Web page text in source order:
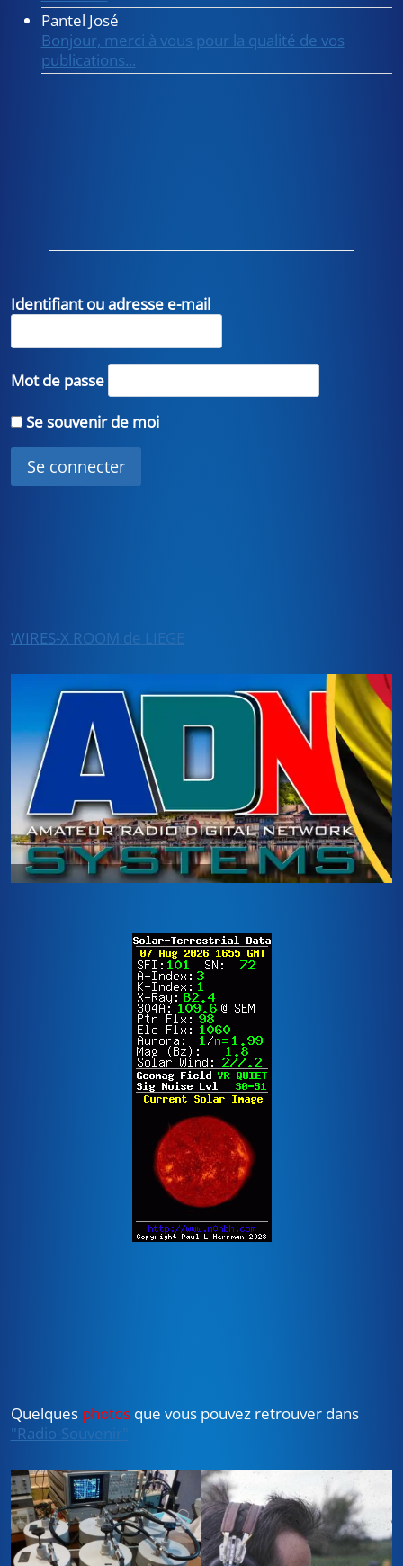
Pantel José
Bonjour, merci à vous pour la qualité de vos
publications...
Identifiant ou adresse e-mail
Mot de passe
Se souvenir de moi
WIRES-X ROOM de LIEGE
Quelques photosque vous pouvez retrouver dans
"Radio-Souvenir"